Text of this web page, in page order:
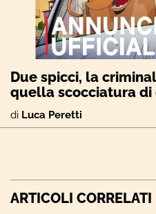
Due spicci, la
quella scocciatura di
di Luca Peretti
ARTICOLI CORRELATI